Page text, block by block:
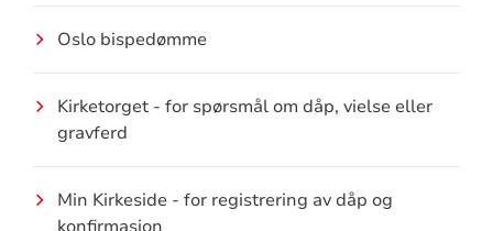
Oslo bispedømme
Kirketorget - for spørsmål om dåp, vielse eller
gravferd
Min Kirkeside - for registrering av dåp og